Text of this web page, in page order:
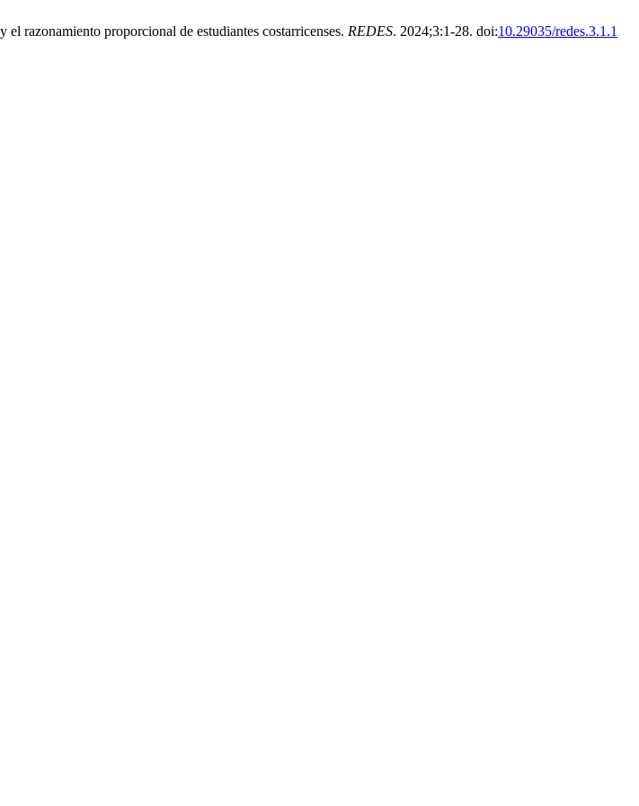
razonamiento proporcional de estudiantes costarricenses. REDES. 2024;3:1-28. doi:10.29035/redes.3.1.1